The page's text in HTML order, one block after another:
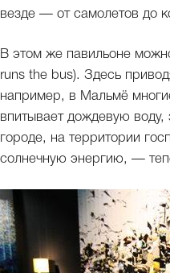
везде — от самолетов до
В этом же павильоне
runs the bus). Здесь
например, в Мальмё
впитывает дождевую воду,
городе, на территории
солнечную энергию, —